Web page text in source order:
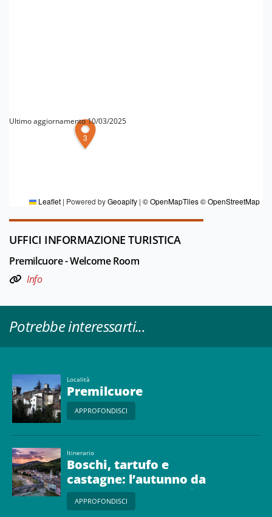
3
Leaflet | Powered byGeoapify | © OpenMapTiles© OpenStreetMap
Ultimo aggiornamento 10/03/2025
UFFICI INFORMAZIONE TURISTICA
Premilcuore - Welcome Room
Info
Potrebbe interessarti...
Località
Premilcuore
APPROFONDISCI
Itinerario
Boschi, tartufo e
castagne: l’autunno da
gustare nell’Appennino
forlivese
APPROFONDISCI